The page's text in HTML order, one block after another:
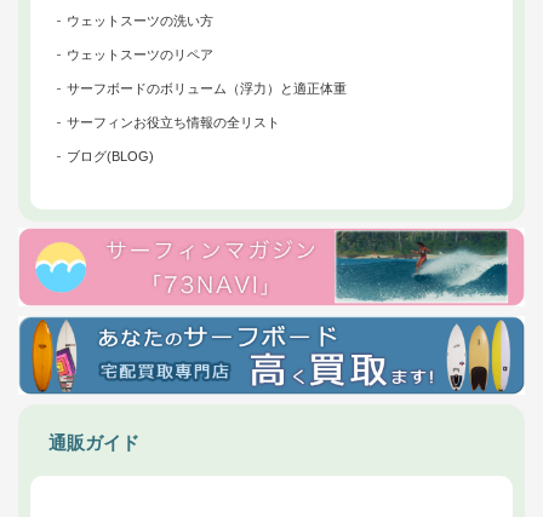
ウェットスーツの洗い方
ウェットスーツのリペア
サーフボードのボリューム（浮力）と適正体重
サーフィンお役立ち情報の全リスト
ブログ(BLOG)
通販ガイド